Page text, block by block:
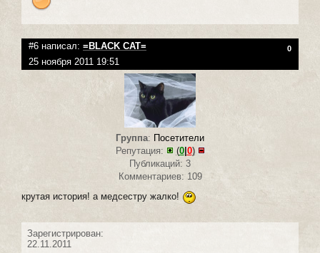
#6 написал: =BLACK CAT= 0
25 ноября 2011 19:51
Группа: Посетители
Репутация:
(0| 0)
Публикаций: 3
Комментариев: 109
крутая история! а медсестру жалко!
Зарегистрирован:
22.11.2011